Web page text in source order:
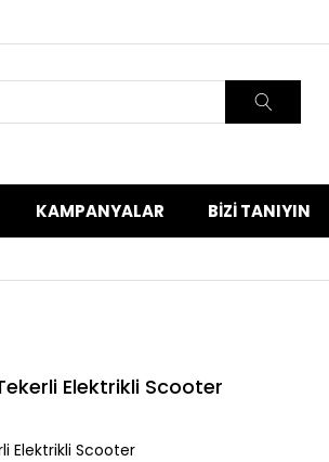
KAMPANYALAR BIZI TANIYIN
Elektrikli Scooter
Elektrikli Scooter